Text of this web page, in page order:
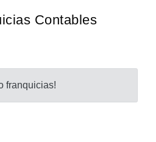
Contables
franquicias!